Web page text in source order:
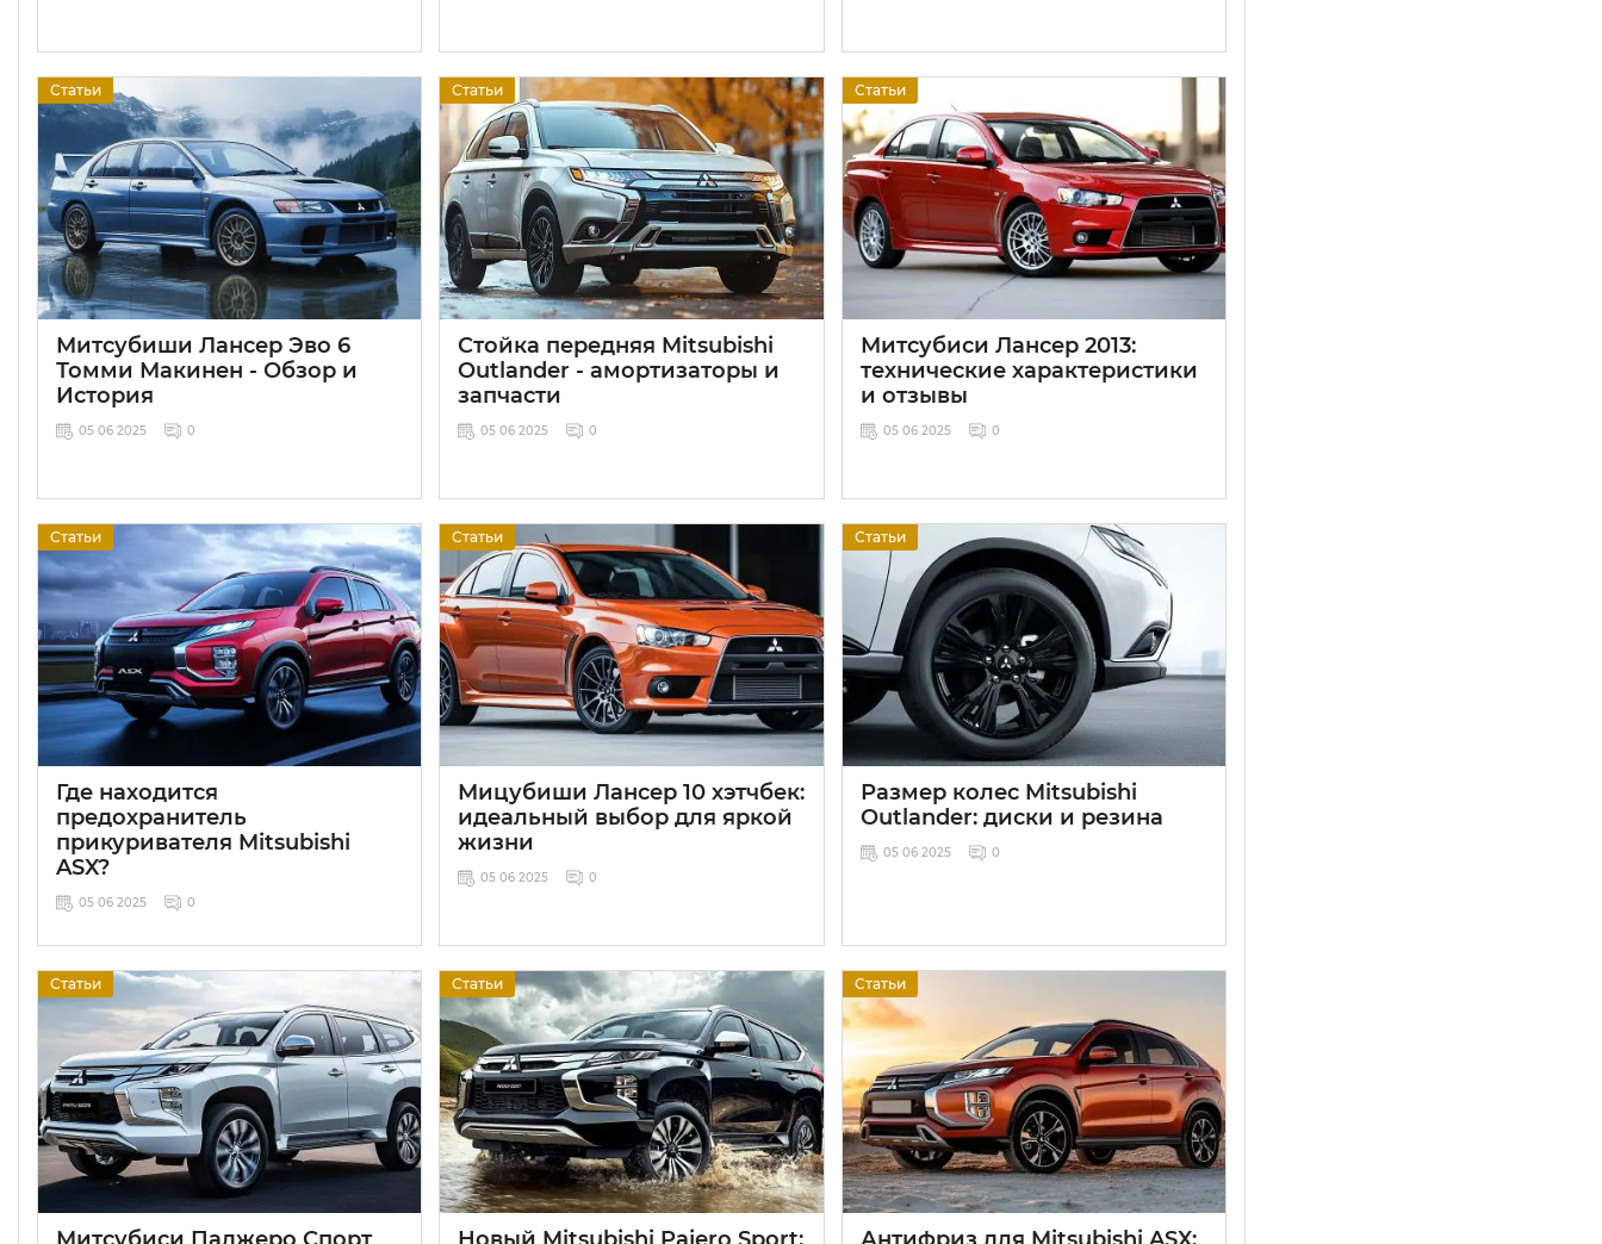
Статьи
Митсубиши Лансер Эво 6
Томми Макинен - Обзор и
История
05 06 2025 0
Статьи
Стойка передняя Mitsubishi
Outlander - амортизаторы и
запчасти
05 06 2025 0
Статьи
Митсубиси Лансер 2013:
технические характеристики
и отзывы
05 06 2025 0
Статьи
Где находится
предохранитель
прикуривателя Mitsubishi
ASX?
05 06 2025 0
Статьи
Мицубиши Лансер 10 хэтчбек:
идеальный выбор для яркой
жизни
05 06 2025 0
Статьи
Размер колес Mitsubishi
Outlander: диски и резина
05 06 2025 0
Статьи Статьи Статьи